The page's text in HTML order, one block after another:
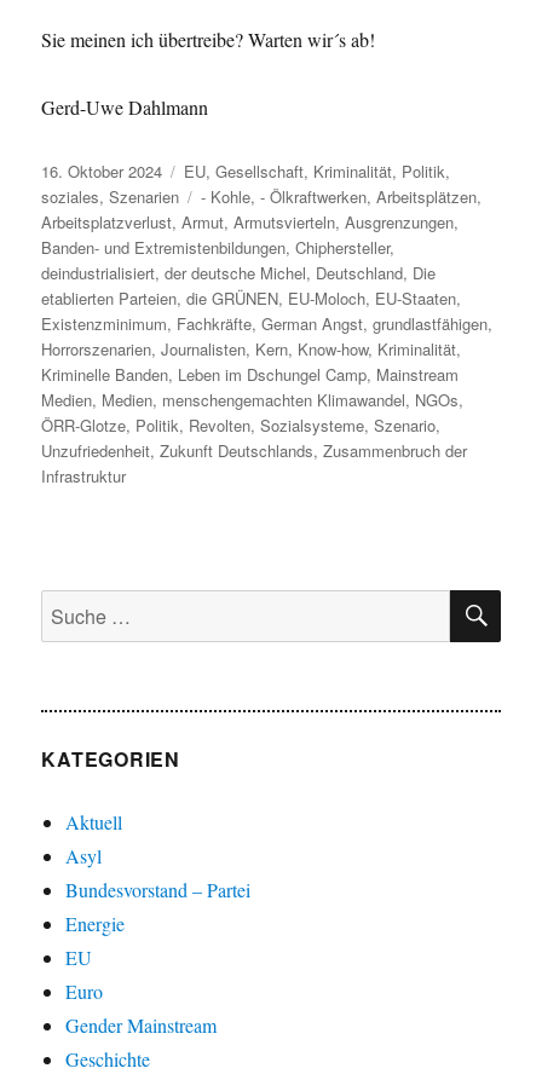
Sie meinen ich übertreibe? Warten wir´s ab!
Gerd-Uwe Dahlmann
Veröffentlicht
am
16. Oktober 2024 Kategorien
EU,Gesellschaft, Kriminalität, Politik,
soziales,Szenarien Schlagwörter
- Kohle,- Ölkraftwerken,Arbeitsplätzen,
Arbeitsplatzverlust,Armut,Armutsvierteln,Ausgrenzungen,
Banden- und Extremistenbildungen,Chiphersteller,
deindustrialisiert,der deutsche Michel, Deutschland, Die
etablierten Parteien,die GRÜNEN, EU-Moloch, EU-Staaten,
Existenzminimum, Fachkräfte,German Angst,grundlastfähigen,
Horrorszenarien,Journalisten, Kern, Know-how, Kriminalität,
Kriminelle Banden, Leben im Dschungel Camp, Mainstream
Medien, Medien, menschengemachten Klimawandel, NGOs,
ÖRR-Glotze, Politik, Revolten,Sozialsysteme,Szenario,
Unzufriedenheit,Zukunft Deutschlands,Zusammenbruch der
Infrastruktur
Suche
nach:
KATEGORIEN
Aktuell
Asyl
Bundesvorstand – Partei
Energie
EU
Euro
Gender Mainstream
Geschichte